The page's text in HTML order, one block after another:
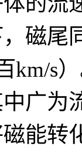
磁尾
km/s
广为
能转